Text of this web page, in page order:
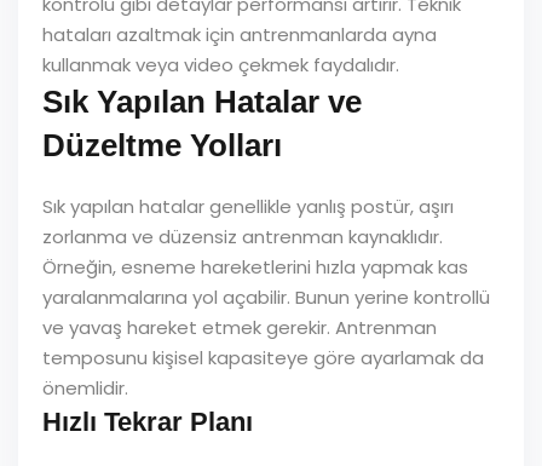
hataları azaltmak için antrenmanlarda ayna
kullanmak veya video çekmek faydalıdır.
Sık Yapılan Hatalar ve
Düzeltme Yolları
Sık yapılan hatalar genellikle yanlış postür, aşırı
zorlanma ve düzensiz antrenman kaynaklıdır.
Örneğin, esneme hareketlerini hızla yapmak kas
yaralanmalarına yol açabilir. Bunun yerine kontrollü
ve yavaş hareket etmek gerekir. Antrenman
temposunu kişisel kapasiteye göre ayarlamak da
önemlidir.
Hızlı Tekrar Planı